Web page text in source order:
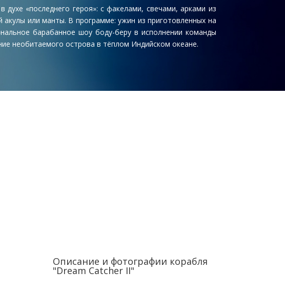
«последнего героя»: с факелами, свечами, арками из
или манты. В программе: ужин из приготовленных на
барабанное шоу боду-беру в исполнении команды
необитаемого острова в тёплом Индийском океане.
Описание и фотографии корабля
"Dream Catcher II"